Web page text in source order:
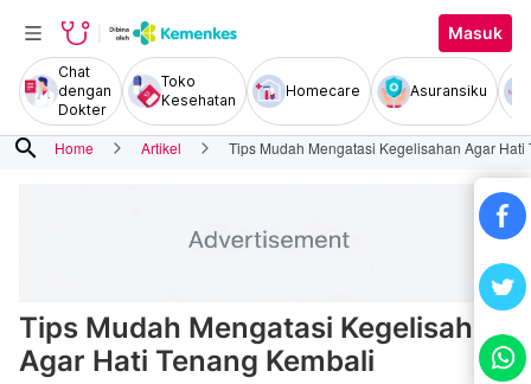
Masuk
Chat
dengan
Dokter
Toko
Kesehatan
Homecare Asuransiku
search Home Artikel Tips Mudah Mengatasi Kegelisahan Agar Hati
Tips Mudah Mengatasi Kegelisahan
Agar Hati Tenang Kembali